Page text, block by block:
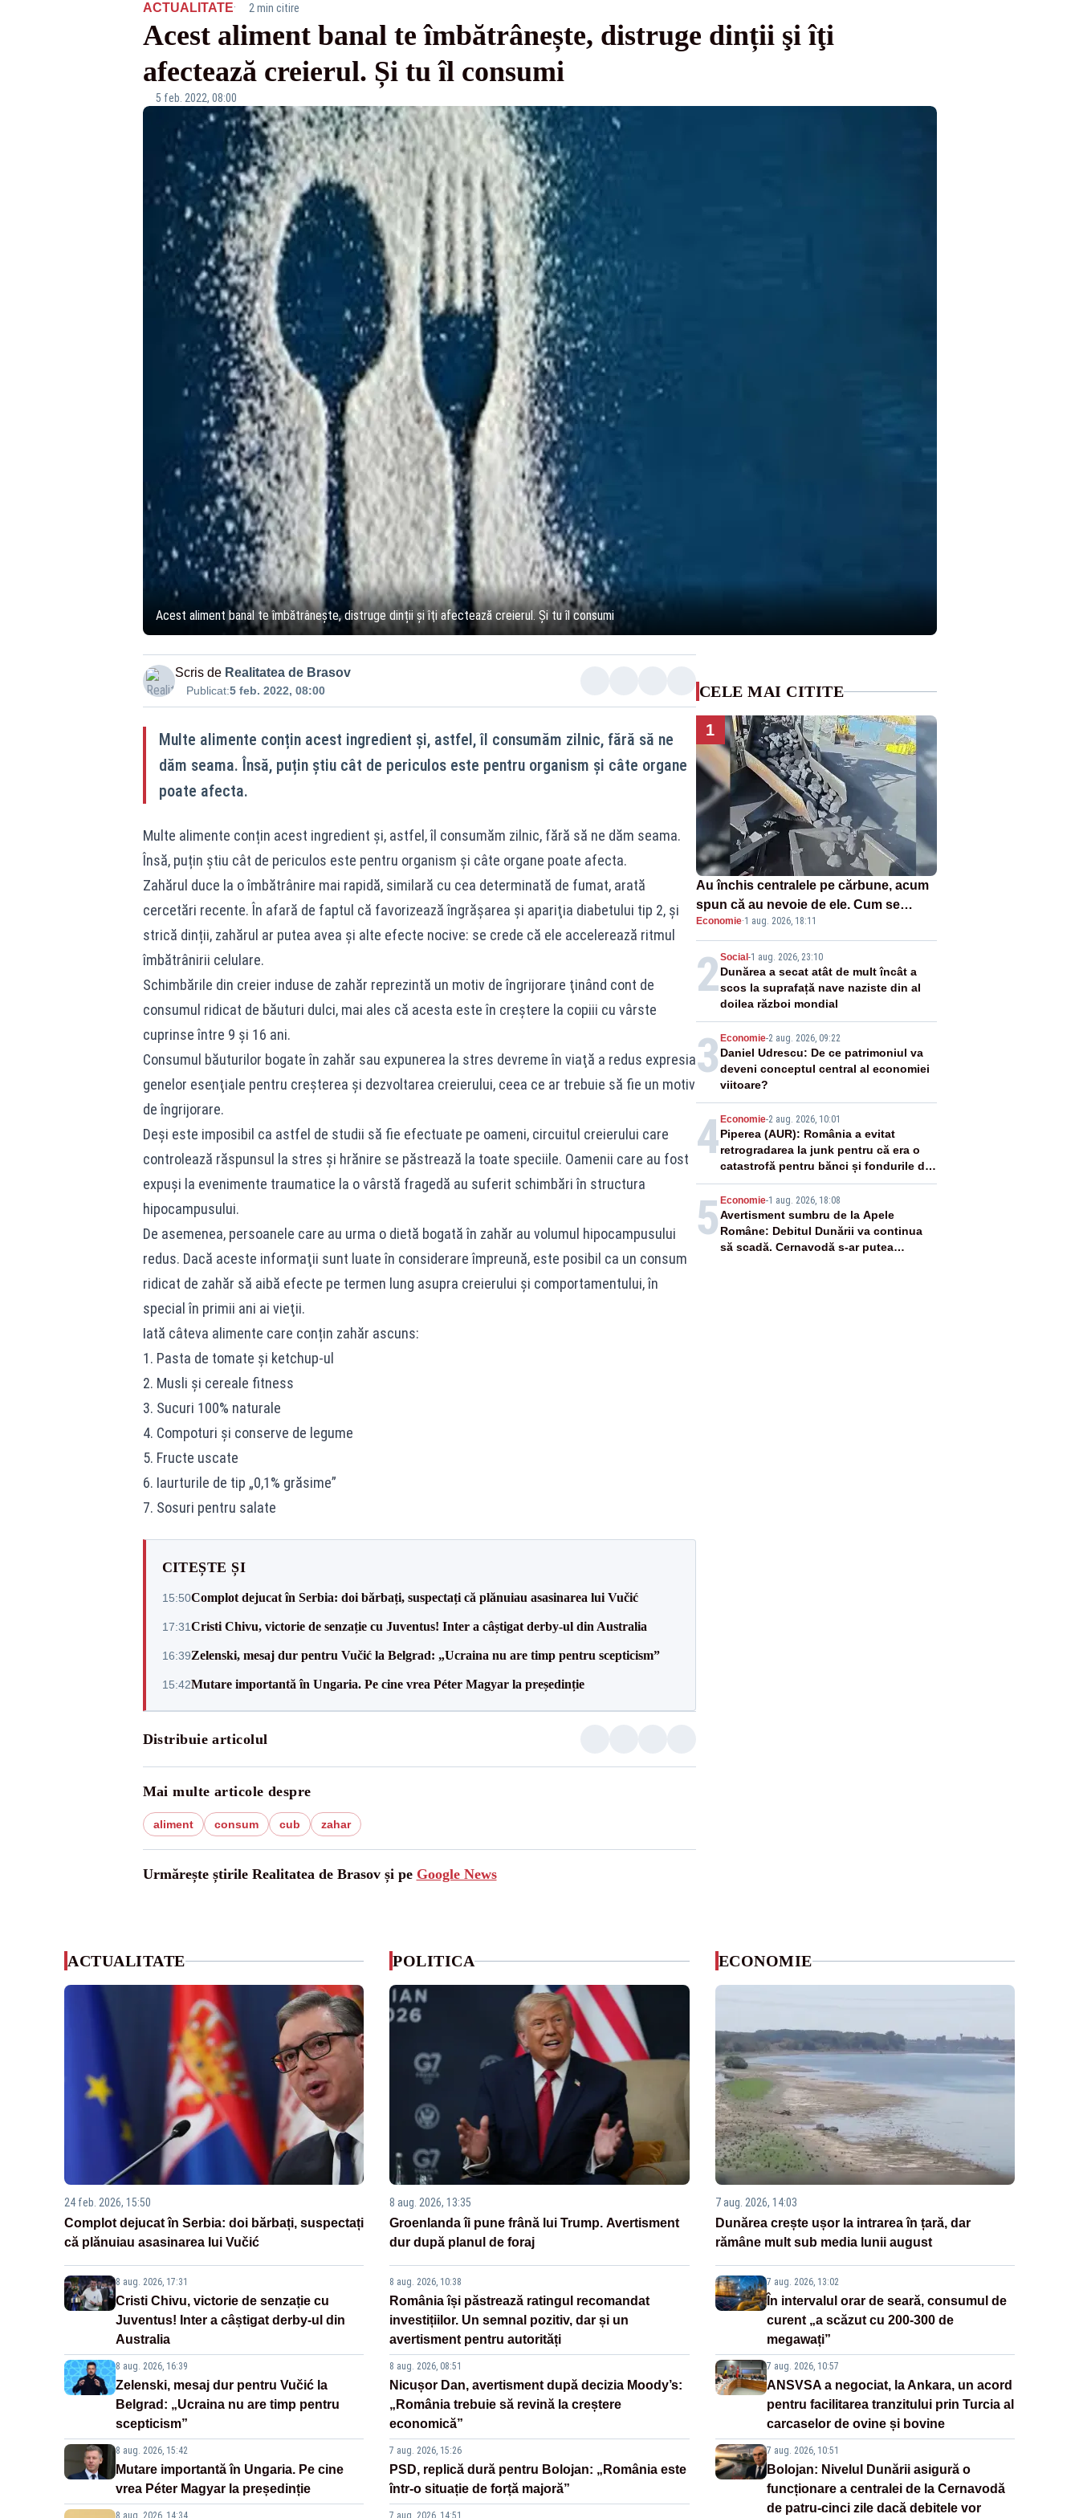
ACTUALITATE· 2 min citire
Acest aliment banal te îmbătrânește, distruge dinții şi îţi
afectează creierul. Și tu îl consumi
5 feb. 2022, 08:00
Acest aliment banal te îmbătrânește, distruge dinții şi îţi afectează creierul. Și tu îl consumi
Scris de Realitatea de Brasov
Publicat:5 feb. 2022, 08:00
Multe alimente conțin acest ingredient și, astfel, îl consumăm zilnic, fără să ne
dăm seama. Însă, puțin știu cât de periculos este pentru organism și câte organe
poate afecta.
Multe alimente conțin acest ingredient și, astfel, îl consumăm zilnic, fără să ne dăm seama.
Însă, puțin știu cât de periculos este pentru organism și câte organe poate afecta.
Zahărul duce la o îmbătrânire mai rapidă, similară cu cea determinată de fumat, arată
cercetări recente. În afară de faptul că favorizează îngrăşarea şi apariţia diabetului tip 2, și
strică dinții, zahărul ar putea avea şi alte efecte nocive: se crede că ele accelerează ritmul
îmbătrânirii celulare.
Schimbările din creier induse de zahăr reprezintă un motiv de îngrijorare ţinând cont de
consumul ridicat de băuturi dulci, mai ales că acesta este în creştere la copiii cu vârste
cuprinse între 9 şi 16 ani.
Consumul băuturilor bogate în zahăr sau expunerea la stres devreme în viaţă a redus expresia
genelor esenţiale pentru creşterea şi dezvoltarea creierului, ceea ce ar trebuie să fie un motiv
de îngrijorare.
Deşi este imposibil ca astfel de studii să fie efectuate pe oameni, circuitul creierului care
controlează răspunsul la stres şi hrănire se păstrează la toate speciile. Oamenii care au fost
expuşi la evenimente traumatice la o vârstă fragedă au suferit schimbări în structura
hipocampusului.
De asemenea, persoanele care au urma o dietă bogată în zahăr au volumul hipocampusului
redus. Dacă aceste informaţii sunt luate în considerare împreună, este posibil ca un consum
ridicat de zahăr să aibă efecte pe termen lung asupra creierului şi comportamentului, în
special în primii ani ai vieţii.
Iată câteva alimente care conțin zahăr ascuns:
1. Pasta de tomate și ketchup-ul
2. Musli și cereale fitness
3. Sucuri 100% naturale
4. Compoturi și conserve de legume
5. Fructe uscate
6. Iaurturile de tip „0,1% grăsime”
7. Sosuri pentru salate
CITEȘTE ȘI
15:50Complot dejucat în Serbia: doi bărbați, suspectați că plănuiau asasinarea lui Vučić
17:31Cristi Chivu, victorie de senzație cu Juventus! Inter a câștigat derby-ul din Australia
16:39Zelenski, mesaj dur pentru Vučić la Belgrad: „Ucraina nu are timp pentru scepticism”
15:42Mutare importantă în Ungaria. Pe cine vrea Péter Magyar la președinție
Distribuie articolul
Mai multe articole despre
aliment consum cub zahar
Urmărește știrile Realitatea de Brasov și pe Google News
CELE MAI CITITE
1
Au închis centralele pe cărbune, acum
spun că au nevoie de ele. Cum se
pasează vina în plină criză energetică
Economie·1 aug. 2026, 18:11
2Social -1 aug. 2026, 23:10
Dunărea a secat atât de mult încât a
scos la suprafață nave naziste din al
doilea război mondial
3 Economie-2 aug. 2026, 09:22
Daniel Udrescu: De ce patrimoniul va
deveni conceptul central al economiei
viitoare?
4 Economie-2 aug. 2026, 10:01
Piperea (AUR): România a evitat
retrogradarea la junk pentru că era o
catastrofă pentru bănci și fondurile de
pensii
5 Economie-1 aug. 2026, 18:08
Avertisment sumbru de la Apele
Române: Debitul Dunării va continua
să scadă. Cernavodă s-ar putea
ACTUALITATE
24 feb. 2026, 15:50
Complot dejucat în Serbia: doi bărbați, suspectați
că plănuiau asasinarea lui Vučić
8 aug. 2026, 17:31
Cristi Chivu, victorie de senzație cu
Juventus! Inter a câștigat derby-ul din
Australia
8 aug. 2026, 16:39
Zelenski, mesaj dur pentru Vučić la
Belgrad: „Ucraina nu are timp pentru
scepticism”
8 aug. 2026, 15:42
Mutare importantă în Ungaria. Pe cine
vrea Péter Magyar la președinție
POLITICA
8 aug. 2026, 13:35
Groenlanda îi pune frână lui Trump. Avertisment
dur după planul de foraj
8 aug. 2026, 10:38
România își păstrează ratingul recomandat
investițiilor. Un semnal pozitiv, dar și un
avertisment pentru autorități
8 aug. 2026, 08:51
Nicușor Dan, avertisment după decizia Moody’s:
„România trebuie să revină la creștere
economică”
7 aug. 2026, 15:26
PSD, replică dură pentru Bolojan: „România este
într-o situație de forță majoră”
ECONOMIE
7 aug. 2026, 14:03
Dunărea crește ușor la intrarea în țară, dar
rămâne mult sub media lunii august
7 aug. 2026, 13:02
În intervalul orar de seară, consumul de
curent „a scăzut cu 200-300 de
megawați”
7 aug. 2026, 10:57
ANSVSA a negociat, la Ankara, un acord
pentru facilitarea tranzitului prin Turcia al
carcaselor de ovine și bovine
7 aug. 2026, 10:51
Bolojan: Nivelul Dunării asigură o
funcționare a centralei de la Cernavodă
de patru-cinci zile dacă debitele vor